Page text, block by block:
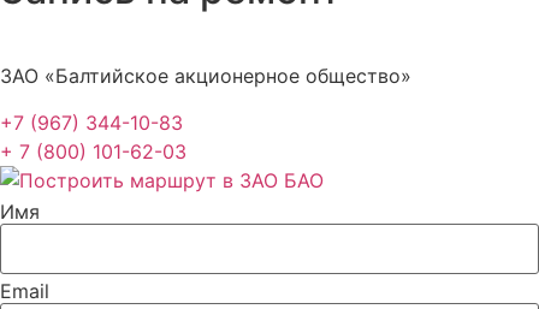
ЗАО «Балтийское акционерное общество»
+7 (967) 344-10-83
+ 7 (800) 101-62-03
Имя
Email